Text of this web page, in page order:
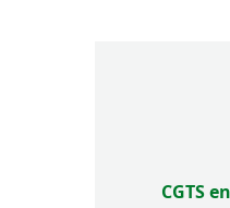
CGTS